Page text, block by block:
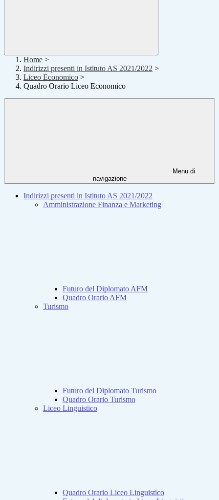
Home >
Indirizzi presenti in Istituto AS 2021/2022 >
Liceo Economico >
Quadro Orario Liceo Economico
Menu di
navigazione
Indirizzi presenti in Istituto AS 2021/2022
Amministrazione Finanza e Marketing
Futuro del Diplomato AFM
Quadro Orario AFM
Turismo
Futuro del Diplomato Turismo
Quadro Orario Turismo
Liceo Linguistico
Quadro Orario Liceo Linguistico